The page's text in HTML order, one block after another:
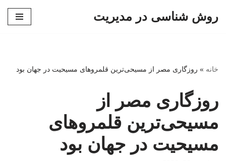
روش شناسی در مدیریت
خانه » روزگاری مصر از مسیحی‌ترین قلمروهای مسیحیت در جهان بود
روزگاری مصر از
مسیحی‌ترین قلمروهای
مسیحیت در جهان بود